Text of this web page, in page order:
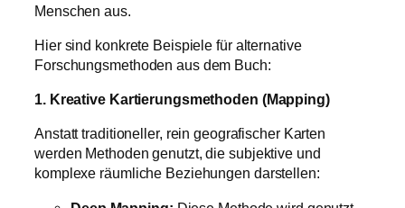
Menschen aus.
Hier sind konkrete Beispiele für alternative
Forschungsmethoden aus dem Buch:
1. Kreative Kartierungsmethoden (Mapping)
Anstatt traditioneller, rein geografischer Karten
werden Methoden genutzt, die subjektive und
komplexe räumliche Beziehungen darstellen: